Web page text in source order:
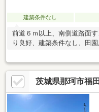
建築条件なし
前道６ｍ以上、南側道路面
り良好、建築条件なし、田
茨城県那珂市福